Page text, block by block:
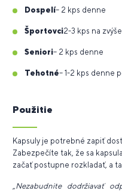
Dospelí– 2 kps denne
Športovci2-3 kps na
Seniori– 2 kps denne
Tehotné– 1-2 kps denne
Použitie
Kapsuly je potrebné zapiť
Zabezpečíte tak, že sa
začať postupne rozkladať, a
„Nezabudnite dodržiavať